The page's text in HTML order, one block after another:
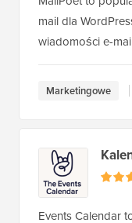
mail dla
wiadomości e-
Marketingowe
Events Calendar